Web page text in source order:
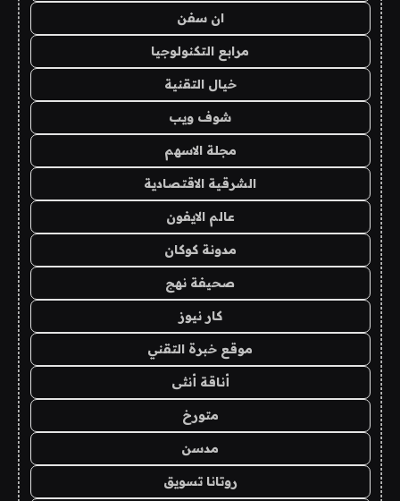
ان سفن
مرابع التكنولوجيا
خيال التقنية
شوف ويب
مجلة الاسهم
الشرقية الاقتصادية
عالم الايفون
مدونة كوكان
صحيفة نهج
كار نيوز
موقع خبرة التقني
أناقة أنثى
متورخ
مدسن
روتانا تسويق